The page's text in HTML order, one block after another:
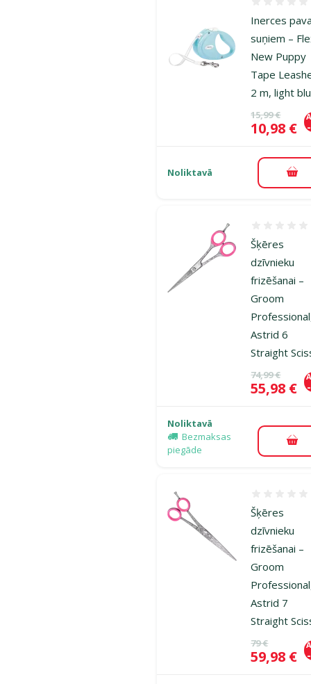
Inerces
suņiem –
New Puppy
Tape
2 m, light
Oriģinālā
15,99 €
Cena
10,98 €
Noliktavā
Šķēres
dzīvnieku
frizēšanai –
Groom
Astrid 6
Straight
Oriģinālā
74,99 €
Cena
55,98 €
Noliktavā
Bezmaksas
piegāde
Šķēres
dzīvnieku
frizēšanai –
Groom
Astrid 7
Straight
Oriģinālā
79 €
Cena
59,98 €